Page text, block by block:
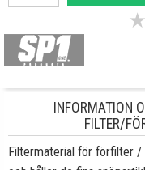
★
INFORMATION
FILTER/
Filtermaterial för förfilter /